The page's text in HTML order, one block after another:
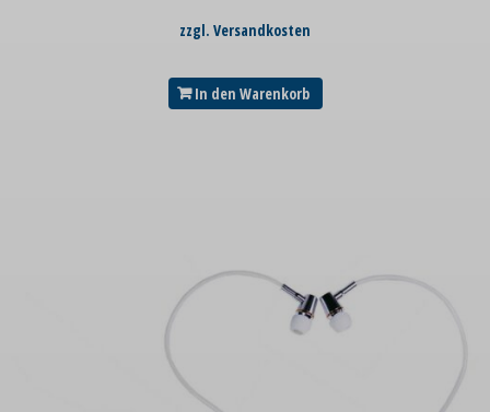
zzgl. Versandkosten
In den Warenkorb